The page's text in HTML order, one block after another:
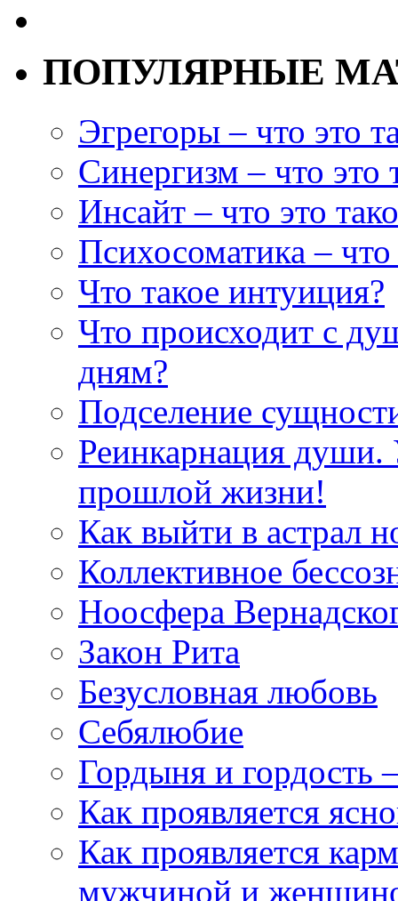
ПОПУЛЯРНЫЕ
Эгрегоры – что это
Синергизм – что это
Инсайт – что это
Психосоматика – что
Что такое интуиция?
Что происходит с
дням?
Подселение
Реинкарнация
прошлой жизни!
Как выйти в астрал
Коллективное
Ноосфера
Закон Рита
Безусловная любовь
Себялюбие
Гордыня и гордость
Как проявляется
Как проявляется
мужчиной и